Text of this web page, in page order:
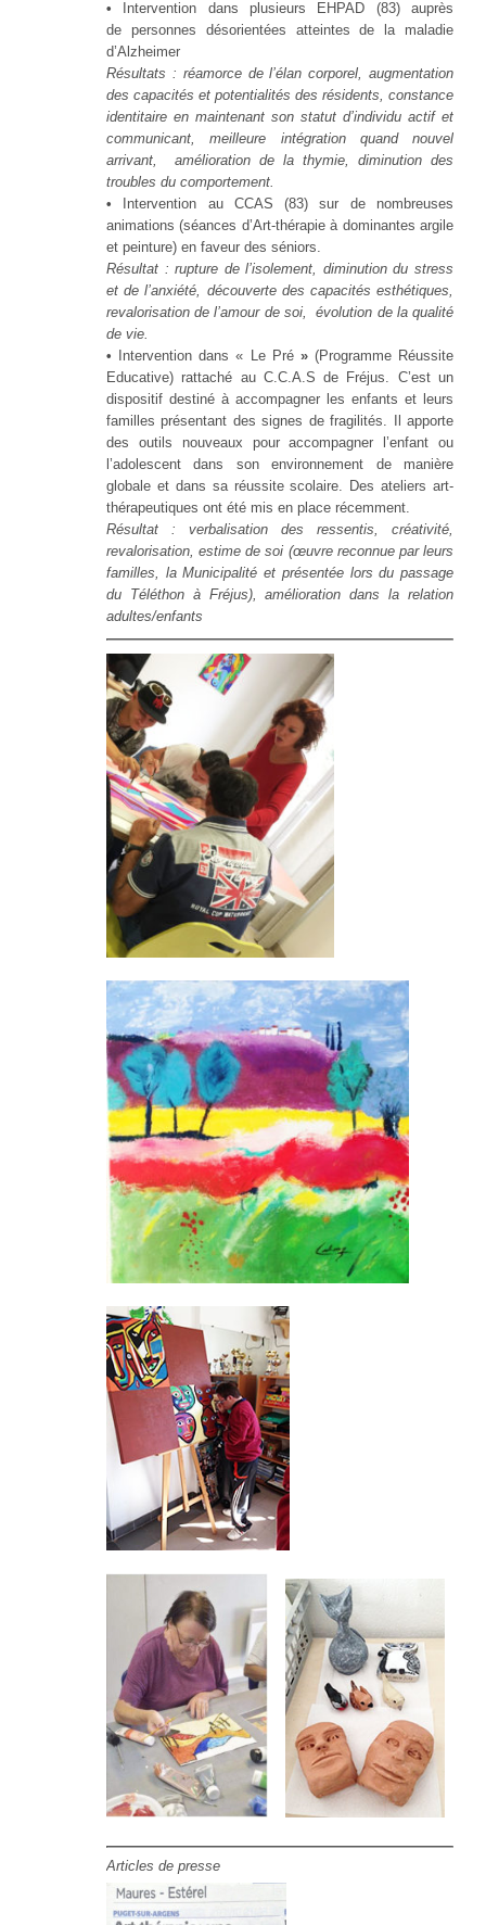
•
Intervention dans plusieurs EHPAD (83) auprès
de personnes désorientées atteintes de la maladie
d’Alzheimer
Résultats : réamorce de l’élan corporel, augmentation
des capacités et potentialités des résidents, constance
identitaire en maintenant son statut d’individu actif et
communicant, meilleure intégration quand nouvel
arrivant, amélioration de la thymie, diminution des
troubles du comportement.
•
Intervention au CCAS (83) sur de nombreuses
animations (séances d’Art-thérapie à dominantes argile
et peinture) en faveur des séniors.
Résultat : rupture de l’isolement, diminution du stress
et de l’anxiété, découverte des capacités esthétiques,
revalorisation de l’amour de soi, évolution de la qualité
de vie.
•
Intervention dans « Le Pré» (Programme Réussite
Educative) rattaché au C.C.A.S de Fréjus. C’est un
dispositif destiné à accompagner les enfants et leurs
familles présentant des signes de fragilités. Il apporte
des outils nouveaux pour accompagner l’enfant ou
l’adolescent dans son environnement de manière
globale et dans sa réussite scolaire. Des ateliers art-
thérapeutiques ont été mis en place récemment.
Résultat : verbalisation des ressentis, créativité,
revalorisation, estime de soi (œuvre reconnue par leurs
familles, la Municipalité et présentée lors du passage
du Téléthon à Fréjus), amélioration dans la relation
adultes/enfants
Articles de presse